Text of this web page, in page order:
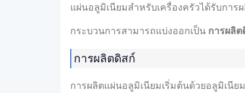
แผ่นอลูมิเนียมสำหรับเครื่องครัวได้รับกา
กระบวนการสามารถแบ่งออกเป็น การผลิต
การผลิตดิสก์
การผลิตแผ่นอลูมิเนียมเริ่มต้นด้วยอลูมิเนี